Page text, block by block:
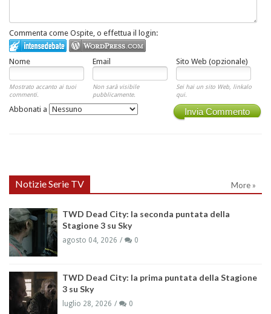
Commenta come Ospite, o effettua il login:
Nome Email Sito Web (opzionale)
Mostrato accanto ai tuoi
commenti.
Non sarà visibile
pubblicamente.
Sei hai un sito Web, linkalo
qui.
Invia Commento
Abbonati a
Notizie Serie TV More »
TWD Dead City: la seconda puntata della
Stagione 3 su Sky
agosto 04, 2026 0
TWD Dead City: la prima puntata della Stagione
3 su Sky
luglio 28, 2026 0